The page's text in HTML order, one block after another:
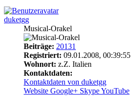
duketgg
Musical-Orakel
Beiträge: 20131
Registriert: 09.01.2008, 00:39:55
Wohnort: z.Z. Italien
Kontaktdaten:
Kontaktdaten von duketgg
Website Google+ SkypeYouTube